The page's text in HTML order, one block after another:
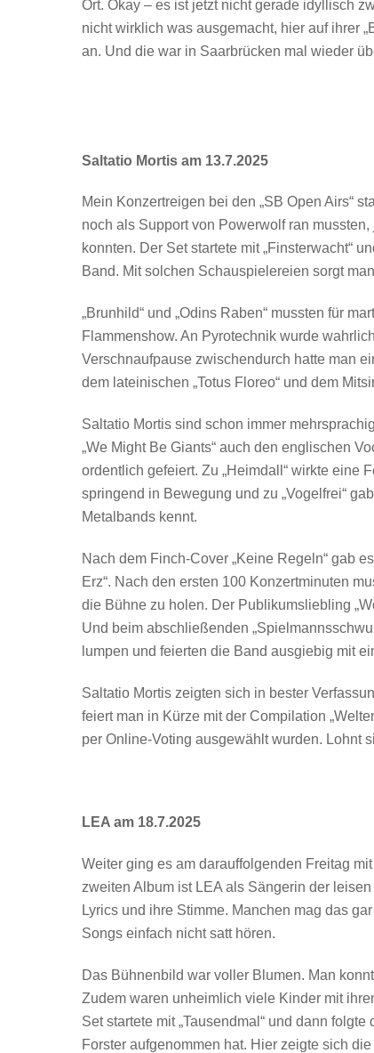
Ort. Okay – es ist jetzt nicht gerade idyllisch
nicht wirklich was ausgemacht, hier auf ihrer
an. Und die war in Saarbrücken mal wieder
Saltatio Mortis am 13.7.2025
Mein Konzertreigen bei den „SB Open Airs“
noch als Support von Powerwolf ran
konnten. Der Set startete mit „Finsterwacht“
Band. Mit solchen Schauspielereien sorgt
„Brunhild“ und „Odins Raben“ mussten für
Flammenshow. An Pyrotechnik wurde
Verschnaufpause zwischendurch hatte man
dem lateinischen „Totus Floreo“ und dem
Saltatio Mortis sind schon immer
„We Might Be Giants“ auch den englischen
ordentlich gefeiert. Zu „Heimdall“ wirkte eine
springend in Bewegung und zu „Vogelfrei“
Metalbands kennt.
Nach dem Finch-Cover „Keine Regeln“ gab
Erz“. Nach den ersten 100 Konzertminuten
die Bühne zu holen. Der Publikumsliebling
Und beim abschließenden
lumpen und feierten die Band ausgiebig mit
Saltatio Mortis zeigten sich in bester
feiert man in Kürze mit der Compilation
per Online-Voting ausgewählt wurden. Lohnt
LEA am 18.7.2025
Weiter ging es am darauffolgenden Freitag
zweiten Album ist LEA als Sängerin der
Lyrics und ihre Stimme. Manchen mag das
Songs einfach nicht satt hören.
Das Bühnenbild war voller Blumen. Man
Zudem waren unheimlich viele Kinder mit
Set startete mit „Tausendmal“ und dann
Forster aufgenommen hat. Hier zeigte sich